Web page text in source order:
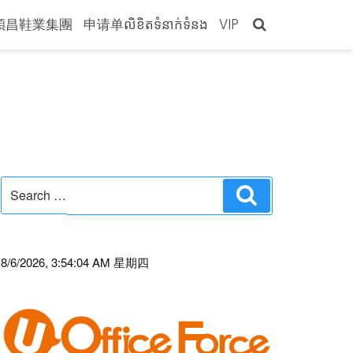
昌鞋業集團 申请单លិខិតទំនាក់ទំនង VIP
for:
8/6/2026, 3:54:04 AM 星期四